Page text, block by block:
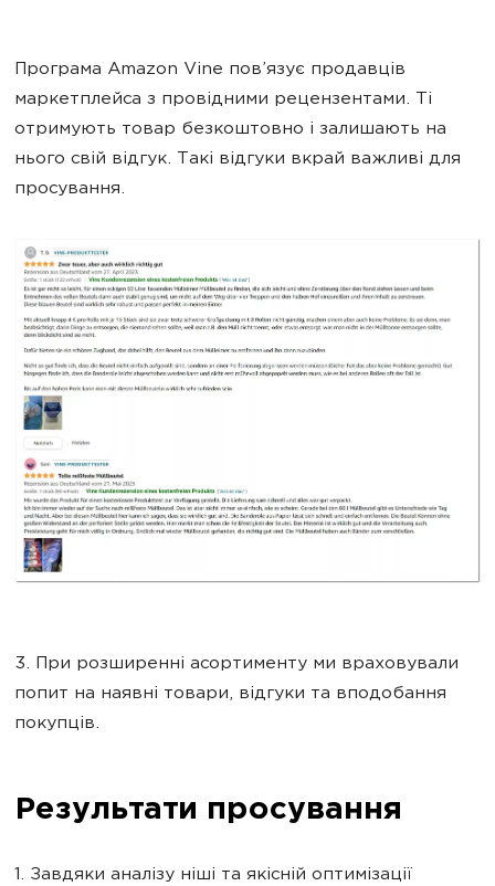
Програма Amazon Vine пов’язує продавців
маркетплейса з провідними рецензентами. Ті
отримують товар безкоштовно і залишають на
нього свій відгук. Такі відгуки вкрай важливі для
просування.
3. При розширенні асортименту ми враховували
попит на наявні товари, відгуки та вподобання
покупців.
Результати просування
1. Завдяки аналізу ніші та якісній оптимізації